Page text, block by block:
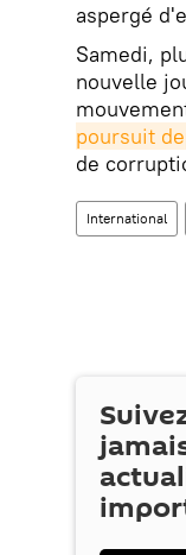
aspergé
Samedi,
nouvelle
poursuit
de
International